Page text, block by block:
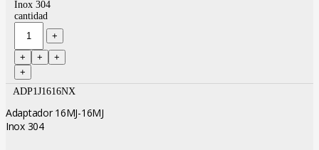
Inox 304
cantidad
ADP1J1616NX
Adaptador 16MJ-16MJ
Inox 304